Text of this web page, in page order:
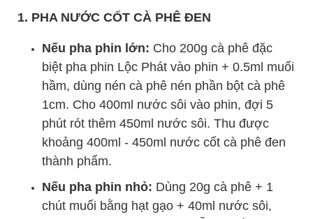
1. PHA NƯỚC CỐT CÀ PHÊ ĐEN
Nếu pha phin lớn: Cho 200g cà phê đặc
biệt pha phin Lộc Phát vào phin + 0.5ml muối
hầm, dùng nén cà phê nén phần bột cà phê
1cm. Cho 400ml nước sôi vào phin, đợi 5
phút rót thêm 450ml nước sôi. Thu được
khoảng 400ml - 450ml nước cốt cà phê đen
thành phẩm.
Nếu pha phin nhỏ: Dùng 20g cà phê + 1
chút muối bằng hạt gạo + 40ml nước sôi,